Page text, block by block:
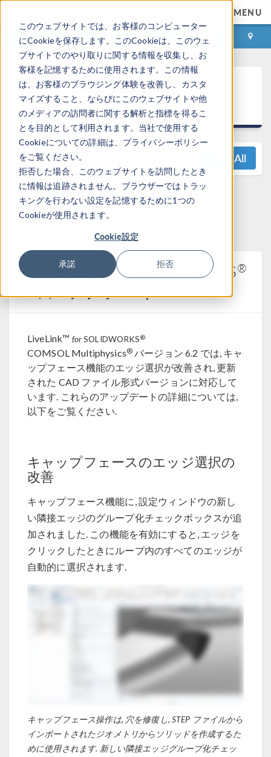
このウェブサイトでは、お客様のコンピューター
にCookieを保存します。このCookieは、このウェ
ブサイトでのやり取りに関する情報を収集し、お
客様を記憶するために使用されます。この情報
は、お客様のブラウジング体験を改善し、カスタ
マイズすること、ならびにこのウェブサイトや他
のメディアの訪問者に関する解析と指標を得るこ
とを目的として利用されます。当社で使用する
Cookieについての詳細は、プライバシーポリシー
をご覧ください。
拒否した場合、このウェブサイトを訪問したとき
に情報は追跡されません。ブラウザーではトラッ
キングを行わない設定を記憶するために1つの
Cookieが使用されます。
Cookie設定
承諾 拒否
MENU
ログイン お問い合わせ
COMSOL Multiphysics ®6.2 リ
リースハイライト
View All
ご質問はこちらまで:
support@comsol.com
LiveLink™forSOLIDWORKS®
のアップデート
LiveLink™ forSOLIDWORKS®
COMSOL Multiphysics® バージョン 6.2 では, キャ
ップフェース機能のエッジ選択が改善され, 更新
された CAD ファイル形式バージョンに対応して
います. これらのアップデートの詳細については,
以下をご覧ください.
キャップフェースのエッジ選択の
改善
キャップフェース機能に, 設定ウィンドウの新し
い隣接エッジのグループ化チェックボックスが追
加されました. この機能を有効にすると, エッジを
クリックしたときにループ内のすべてのエッジが
自動的に選択されます.
キャップフェース操作は, 穴を修復し, STEP ファイルから
インポートされたジオメトリからソリッドを作成するた
めに使用されます. 新しい隣接エッジグループ化チェッ